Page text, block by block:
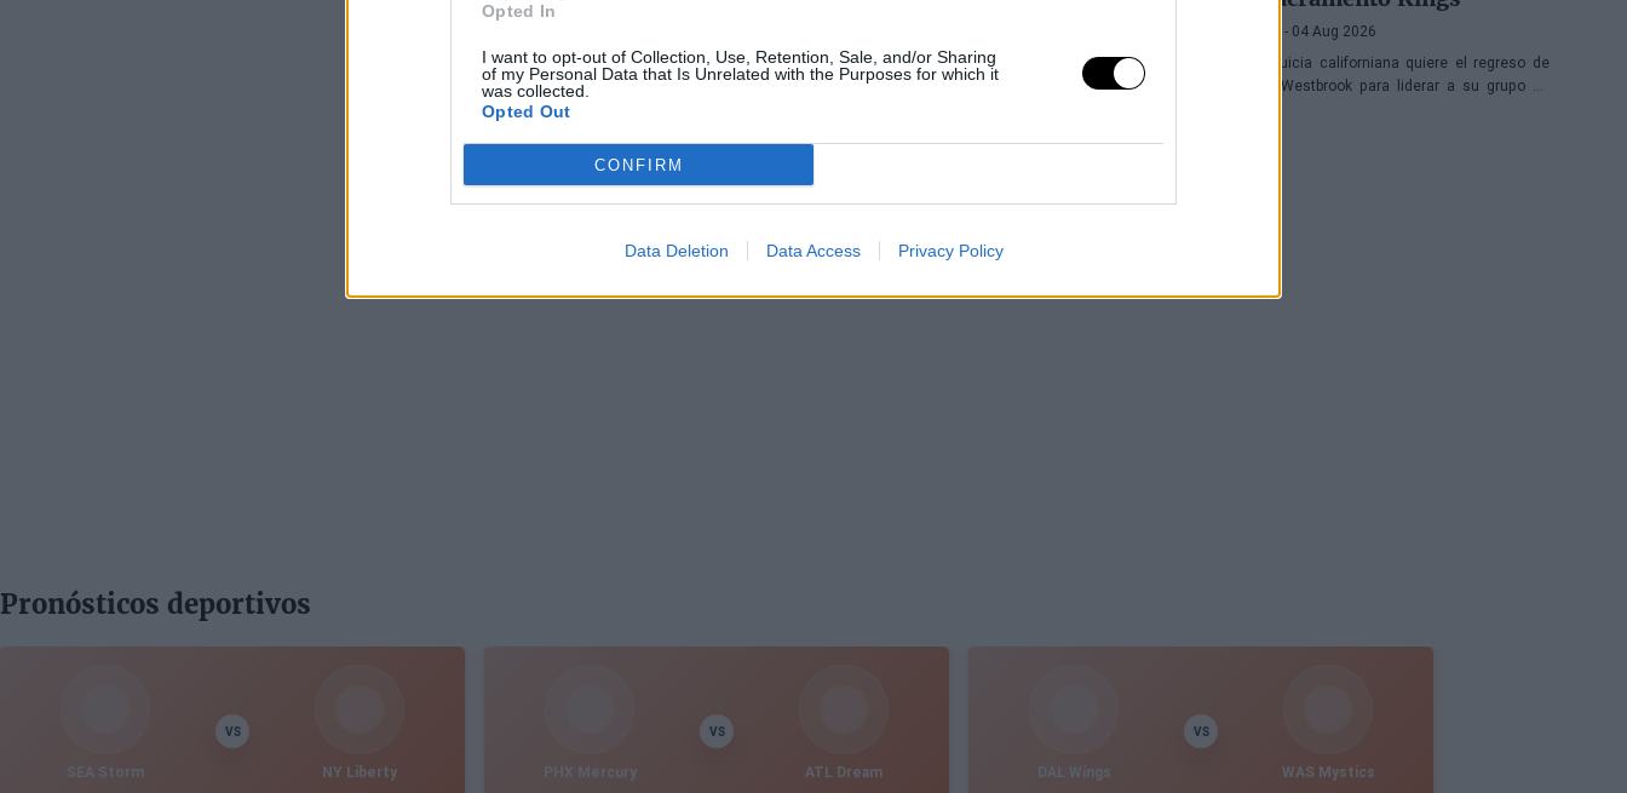
Opted In
I want to opt-out of Collection, Use, Retention, Sale, and/or Sharing
of my Personal Data that Is Unrelated with the Purposes for which it
was collected.
Opted Out
CONFIRM
Data Deletion Data Access Privacy Policy
- 04 Aug 2026
La franquicia californiana quiere el regreso de
Russell Westbrook para liderar a su grupo de
Pronósticos deportivos
SEA Storm
VS
NY Liberty PHX Mercury
VS
ATL Dream DAL Wings
VS
WAS Mystics